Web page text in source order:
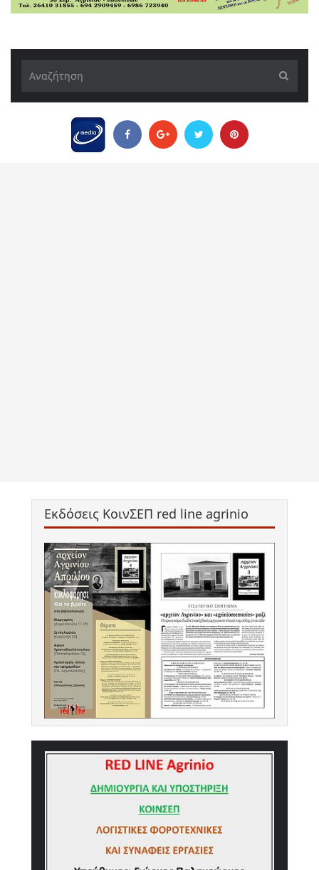
Εκδόσεις ΚοινΣΕΠ red line agrinio